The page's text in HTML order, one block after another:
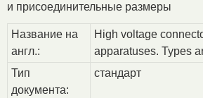
и присоединительные размеры
Название на
англ.:
High voltage
apparatuses. Types
Тип
документа:
стандарт